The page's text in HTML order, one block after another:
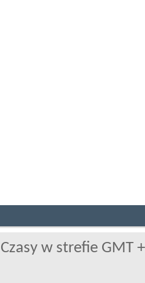
Czasy w strefie GMT